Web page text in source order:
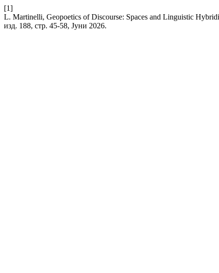
[1]
L. Martinelli, Geopoetics of Discourse: Spaces and Linguistic
изд. 188, стр. 45-58, Јуни 2026.